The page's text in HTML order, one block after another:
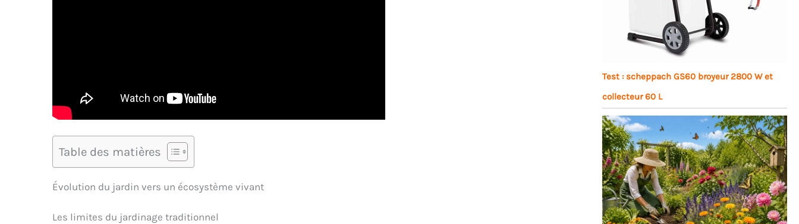
Table des matières
Évolution du jardin vers un écosystème vivant
Les limites du jardinage traditionnel
Test : scheppach GS60 broyeur 2800 W et
collecteur 60 L